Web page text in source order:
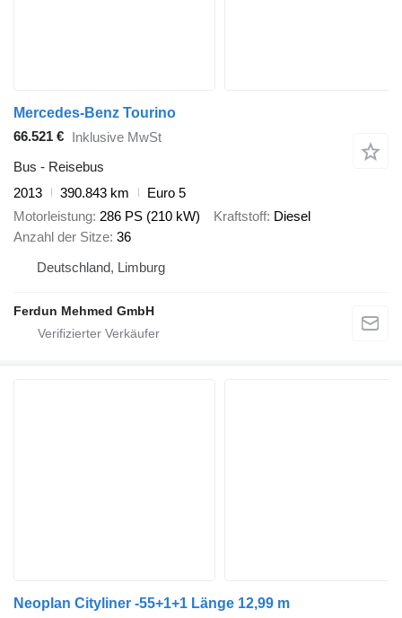
Mercedes-Benz Tourino
66.521 € Inklusive MwSt
Bus - Reisebus
2013
390.843 km
Euro 5
Motorleistung 286 PS (210 kW) Kraftstoff Diesel
Anzahl der Sitze 36
Deutschland, Limburg
Ferdun Mehmed GmbH
Neoplan Cityliner -55+1+1 Länge 12,99 m